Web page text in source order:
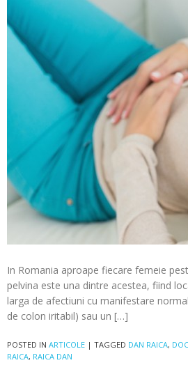
In Romania aproape fiecare femeie
pelvina este una dintre acestea, fiind
larga de afectiuni cu manifestare
de colon iritabil) sau un […]
POSTED IN ARTICOLE | TAGGED DAN RAICA,
RAICA, RAICA DAN